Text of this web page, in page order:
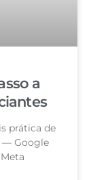
a
prática de
— Google